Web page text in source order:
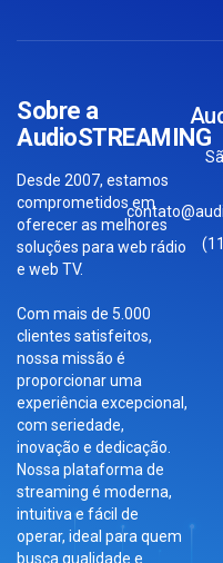
Sobre a
AudioSTREAMING
Desde 2007, estamos
comprometidos em
oferecer as melhores
soluções para web rádio
e web TV.
Com mais de 5.000
clientes satisfeitos,
nossa missão é
proporcionar uma
experiência excepcional,
com seriedade,
inovação e dedicação.
Nossa plataforma de
streaming é moderna,
intuitiva e fácil de
operar, ideal para quem
busca qualidade e